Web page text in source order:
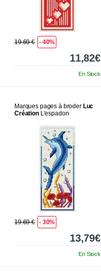
19.69 € - 40%
11,82€
En Stock
Marques pages à broder Luc
CréationL'espadon
19.69 € - 30%
13,79€
En Stock